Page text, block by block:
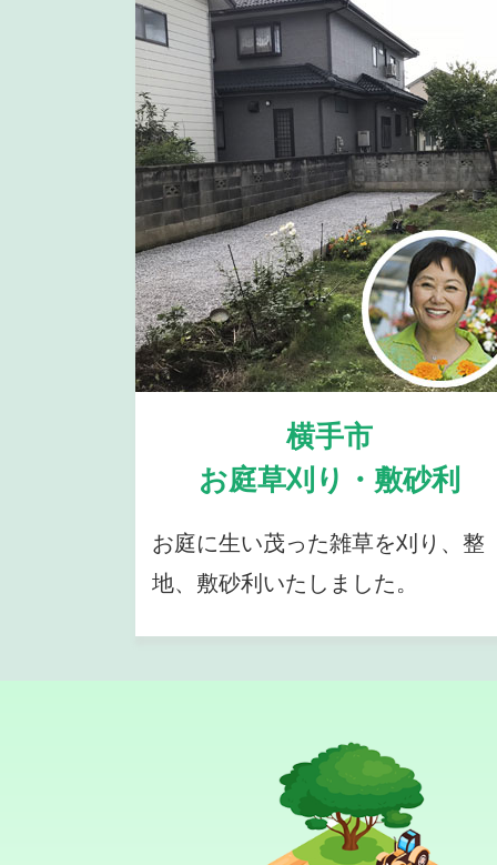
横手市
お庭草刈り・敷砂利
お庭に生い茂った雑草を刈り、整
地、敷砂利いたしました。